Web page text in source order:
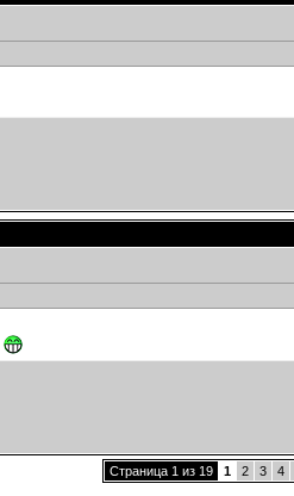
Страница 1 из 19 1 2 3 4